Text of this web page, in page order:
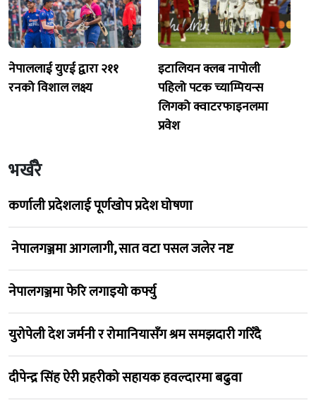
नेपाललाई युएई द्वारा २११
रनको विशाल लक्ष्य
इटालियन क्लब नापोली
पहिलो पटक च्याम्पियन्स
लिगको क्वाटरफाइनलमा
प्रवेश
भर्खरै
कर्णाली प्रदेशलाई पूर्णखोप प्रदेश घोषणा
नेपालगञ्जमा आगलागी, सात वटा पसल जलेर नष्ट
नेपालगञ्जमा फेरि लगाइयो कर्फ्यु
युरोपेली देश जर्मनी र रोमानियासँग श्रम समझदारी गरिँदै
दीपेन्द्र सिंह ऐरी प्रहरीको सहायक हवल्दारमा बढुवा